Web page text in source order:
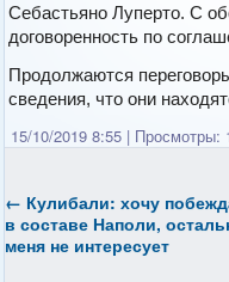
Себастьяно Луперто. С
договоренность по
Продолжаются
сведения, что они
15/10/2019 8:55 | Просмотры:
← Кулибали: хочу
в составе Наполи,
меня не интересует